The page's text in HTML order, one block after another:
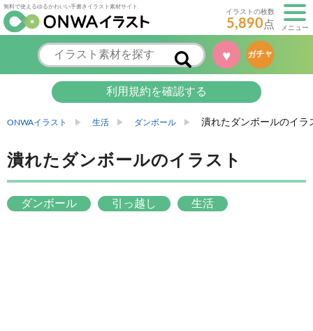
無料で使えるゆるかわいい手書きイラスト素材サイト
イラストの枚数
5,890点 メニュー
♥ ガチャ
利用規約を確認する
ONWAイラスト 生活 ダンボール 潰れたダンボールのイラ
潰れたダンボールのイラスト
ダンボール 引っ越し 生活